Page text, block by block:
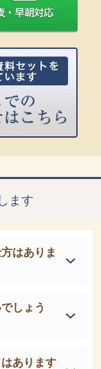
ます
はありま
しょう
あります